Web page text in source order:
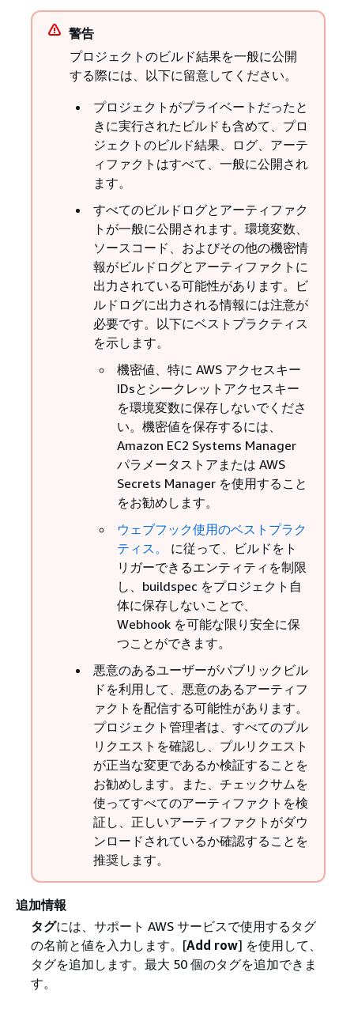
警告
プロジェクトのビルド結果を一般に公開
する際には、以下に留意してください。
プロジェクトがプライベートだったと
きに実行されたビルドも含めて、プロ
ジェクトのビルド結果、ログ、アーテ
ィファクトはすべて、一般に公開され
ます。
すべてのビルドログとアーティファク
トが一般に公開されます。環境変数、
ソースコード、およびその他の機密情
報がビルドログとアーティファクトに
出力されている可能性があります。ビ
ルドログに出力される情報には注意が
必要です。以下にベストプラクティス
を示します。
機密値、特に AWS アクセスキー
IDsとシークレットアクセスキー
を環境変数に保存しないでくださ
い。機密値を保存するには、
Amazon EC2 Systems Manager
パラメータストアまたは AWS
Secrets Manager を使用すること
をお勧めします。
ウェブフック使用のベストプラク
ティス。
に従って、ビルドをト
リガーできるエンティティを制限
し、buildspec をプロジェクト自
体に保存しないことで、
Webhook を可能な限り安全に保
つことができます。
悪意のあるユーザーがパブリックビル
ドを利用して、悪意のあるアーティフ
ァクトを配信する可能性があります。
プロジェクト管理者は、すべてのプル
リクエストを確認し、プルリクエスト
が正当な変更であるか検証することを
お勧めします。また、チェックサムを
使ってすべてのアーティファクトを検
証し、正しいアーティファクトがダウ
ンロードされているか確認することを
推奨します。
追加情報
タグには、サポート AWS サービスで使用するタグ
の名前と値を入力します。[Add row] を使用して、
タグを追加します。最大 50 個のタグを追加できま
す。